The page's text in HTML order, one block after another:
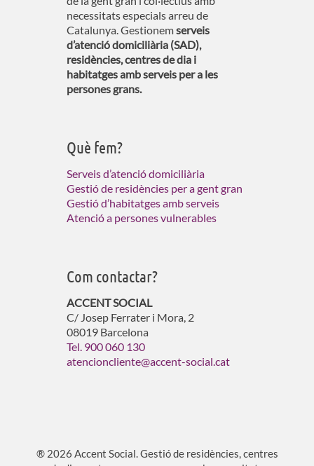
necessitats especials arreu de
Catalunya. Gestionemserveis
d’atenció domiciliària (SAD),
residències, centres de dia i
habitatges amb serveis per a les
persones grans.
Què fem?
Serveis d’atenció domiciliària
Gestió de residències per a gent gran
Gestió d’habitatges amb serveis
Atenció a persones vulnerables
Com contactar?
ACCENT SOCIAL
C/ Josep Ferrater i Mora, 2
08019 Barcelona
Tel. 900 060 130
atencioncliente@accent-social.cat
® 2026 Accent Social. Gestió de residències, centres